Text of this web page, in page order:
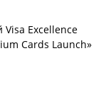
Excellence
Cards Launch»